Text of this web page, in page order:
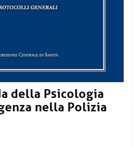
della Psicologia
nella Polizia